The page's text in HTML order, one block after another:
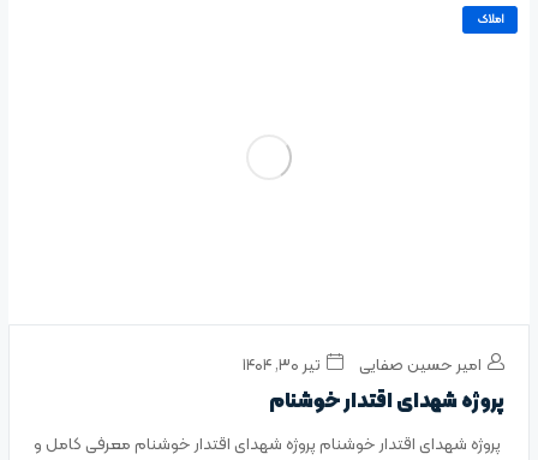
املاک
امیر حسین صفایی تیر ۳۰, ۱۴۰۴
پروژه شهدای اقتدار خوشنام
پروژه شهدای اقتدار خوشنام پروژه شهدای اقتدار خوشنام معرفی کامل و